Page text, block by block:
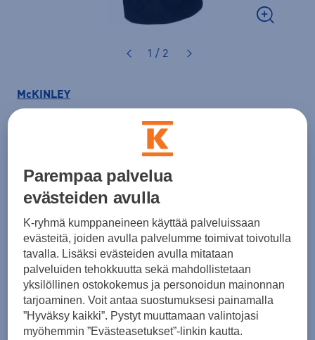
1 / 2
McKINLEY
Delmet Balaclava Sr
Väri Musta
Koko
Kokotaulukko
Parempaa palvelua
evästeiden avulla
K-ryhmä kumppaneineen käyttää palveluissaan
evästeitä, joiden avulla palvelumme toimivat toivotulla
tavalla. Lisäksi evästeiden avulla mitataan
palveluiden tehokkuutta sekä mahdollistetaan
yksilöllinen ostokokemus ja personoidun mainonnan
tarjoaminen. Voit antaa suostumuksesi painamalla
”Hyväksy kaikki”. Pystyt muuttamaan valintojasi
myöhemmin ”Evästeasetukset”-linkin kautta.